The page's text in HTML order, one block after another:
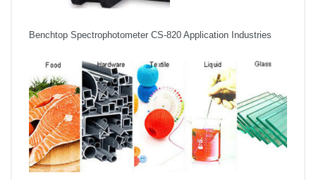
Benchtop Spectrophotometer CS-820 Application Industries